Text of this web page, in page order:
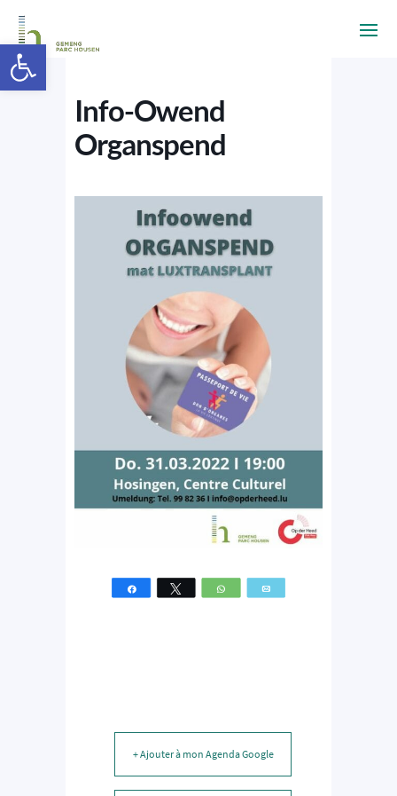
Info-Owend
Organspend
Partagez Tweetez WhatsApp
+ Ajouter à mon Agenda Google
Ouvrir la barre d’outils